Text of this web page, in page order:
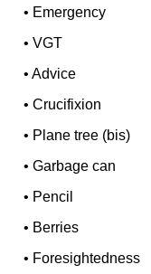
• Emergency
•VGT
•Advice
•Crucifixion
• Plane tree (bis)
•Garbage can
• Pencil
• Berries
• Foresightedness